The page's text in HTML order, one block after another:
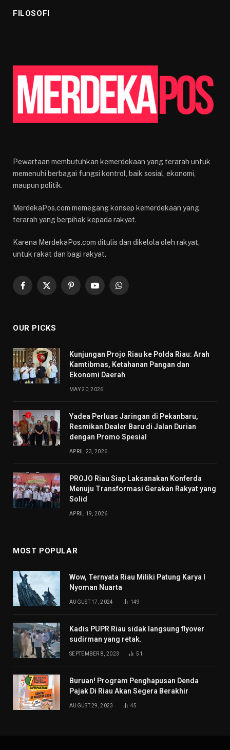
FILOSOFI
Pewartaan membutuhkan kemerdekaan yang terarah untuk
memenuhi berbagai fungsi kontrol, baik sosial, ekonomi,
maupun politik.
MerdekaPos.com memegang konsep kemerdekaan yang
terarah yang berpihak kepada rakyat.
Karena MerdekaPos.com ditulis dan dikelola oleh rakyat,
untuk rakat dan bagi rakyat.
Facebook
X
PinterestYouTubeWhatsApp
OUR PICKS
Kunjungan Projo Riau ke Polda Riau: Arah
Kamtibmas, Ketahanan Pangan dan
Ekonomi Daerah
MAY 20, 2026
Yadea Perluas Jaringan di Pekanbaru,
Resmikan Dealer Baru di Jalan Durian
dengan Promo Spesial
APRIL 23, 2026
PROJO Riau Siap Laksanakan Konferda
Menuju Transformasi Gerakan Rakyat yang
Solid
APRIL 19, 2026
MOST POPULAR
Wow, Ternyata Riau Miliki Patung Karya I
Nyoman Nuarta
AUGUST 17, 2024 149
Kadis PUPR Riau sidak langsung flyover
sudirman yang retak.
SEPTEMBER 8, 2023 51
Buruan! Program Penghapusan Denda
Pajak Di Riau Akan Segera Berakhir
AUGUST 29, 2023 45